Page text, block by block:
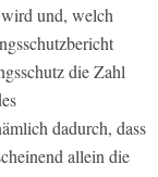
und, welch
die Zahl
dadurch, dass
allein die